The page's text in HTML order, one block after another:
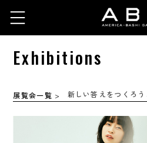
Exhibitions
展覧会一覧 > 新しい答えをつくろ